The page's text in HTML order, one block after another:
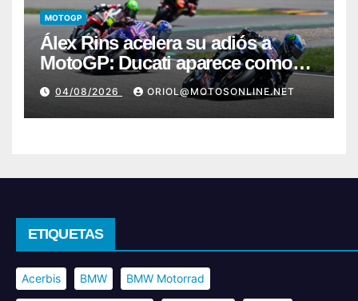
MOTOGP
Álex Rins acelera su adiós a
MotoGP: Ducati aparece como
destino en Superbike
04/08/2026 ORIOL@MOTOSONLINE.NET
ETIQUETAS
Acerbis BMW BMW Motorrad